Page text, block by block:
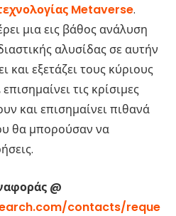
Metaverse.
μια εις βάθος ανάλυση
αλυσίδας σε αυτήν
και εξετάζει τους κύριους
τις κρίσιμες
και επισημαίνει πιθανά
θα μπορούσαν να
@
contacts/reque